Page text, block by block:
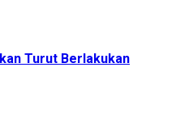
Turut Berlakukan